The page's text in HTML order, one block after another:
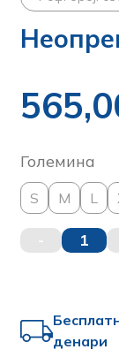
Големина
S M L
- 1
денари